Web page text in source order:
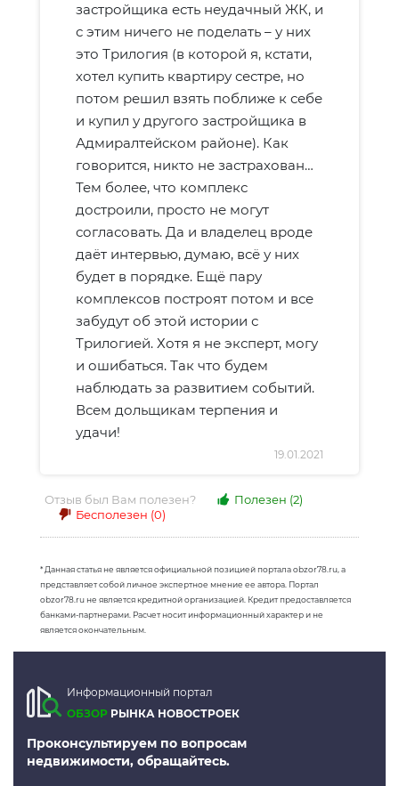
застройщика есть неудачный ЖК, и
с этим ничего не поделать – у них
это Трилогия (в которой я, кстати,
хотел купить квартиру сестре, но
потом решил взять поближе к себе
и купил у другого застройщика в
Адмиралтейском районе). Как
говорится, никто не застрахован…
Тем более, что комплекс
достроили, просто не могут
согласовать. Да и владелец вроде
даёт интервью, думаю, всё у них
будет в порядке. Ещё пару
комплексов построят потом и все
забудут об этой истории с
Трилогией. Хотя я не эксперт, могу
и ошибаться. Так что будем
наблюдать за развитием событий.
Всем дольщикам терпения и
удачи!
19.01.2021
Отзыв был Вам полезен? Полезен (2)
Бесполезен (0)
* Данная статья не является официальной позицией портала obzor78.ru, а
представляет собой личное экспертное мнение ее автора. Портал
obzor78.ru не является кредитной организацией. Кредит предоставляется
банками-партнерами. Расчет носит информационный характер и не
является окончательным.
Информационный портал
ОБЗОР РЫНКА НОВОСТРОЕК
Проконсультируем по вопросам
недвижимости, обращайтесь.